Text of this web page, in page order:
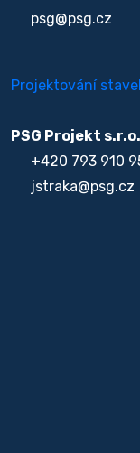
psg@psg.cz
Projektování
PSG Projekt s.r.o.
+420 793 910
jstraka@psg.cz